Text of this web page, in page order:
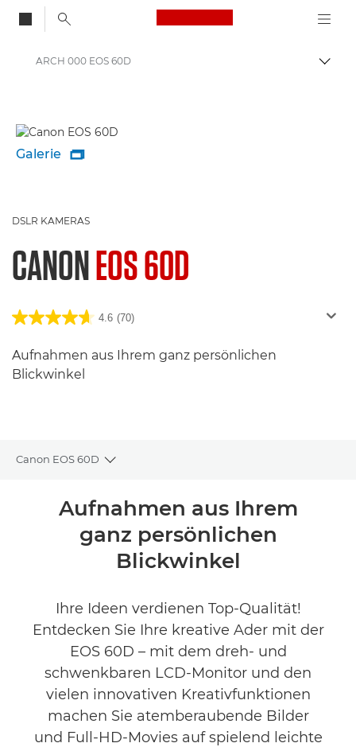
Canon Logo, back
Auf
ARCH 000 EOS 60D
Galerie 
DSLR KAMERAS
CANONEOS 60D
4.6 (70)
Aufnahmen aus Ihrem ganz persönlichen
Blickwinkel
Canon EOS 60D
Toggle breadcrumbs
Übersicht
Technische Daten
Aufnahmen aus Ihrem
ganz persönlichen
Blickwinkel
Ihre Ideen verdienen Top-Qualität!
Entdecken Sie Ihre kreative Ader mit der
EOS 60D – mit dem dreh- und
schwenkbaren LCD-Monitor und den
vielen innovativen Kreativfunktionen
machen Sie atemberaubende Bilder
und Full-HD-Movies auf spielend leichte